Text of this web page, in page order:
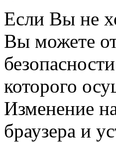
Если Вы не
Вы можете
которого
Изменение
браузера и